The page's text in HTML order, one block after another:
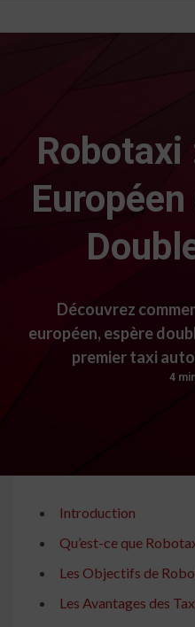
Robotaxi
Découvrez
européen, espère
premier taxi
4
Introduction
Qu’est-ce que
Les Objectifs de
Les Avantages des